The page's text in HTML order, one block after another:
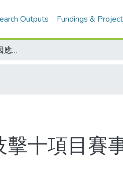
Outputs Fundings &
台灣區運系列報導8 因應技擊十項目賽事 場館器材設施更新備戰
十項目賽